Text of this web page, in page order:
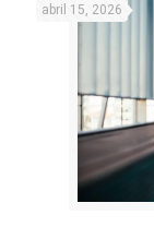
abril 15, 2026